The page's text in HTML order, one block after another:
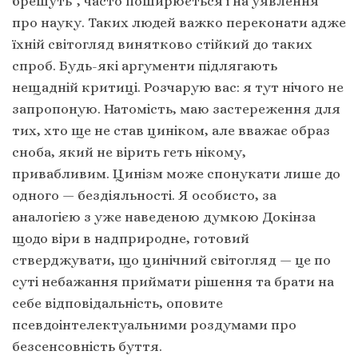
про науку. Таких людей важко переконати адже
їхній світогляд винятково стійкий до таких
спроб. Будь-які аргументи підлягають
нещадній критиці. Розчарую вас: я тут нічого не
запропоную. Натомість, маю застереження для
тих, хто ще не став циніком, але вважає образ
сноба, який не вірить геть нікому,
привабливим. Цинізм може спонукати лише до
одного — бездіяльності. Я особисто, за
аналогією з уже наведеною думкою Докінза
щодо віри в надприродне, готовий
стверджувати, що цинічний світогляд — це по
суті небажання приймати рішення та брати на
себе відповідальність, оповите
псевдоінтелектуальними роздумами про
безсенсовність буття.